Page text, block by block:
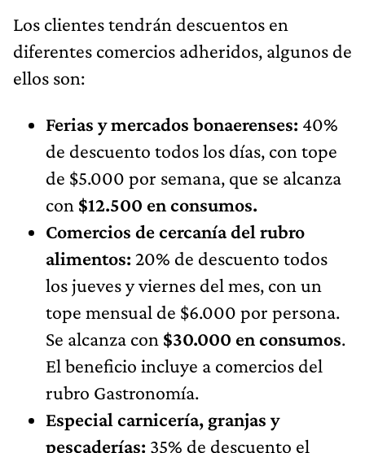
Los clientes tendrán descuentos en
diferentes comercios adheridos, algunos de
ellos son:
Ferias y mercados bonaerenses: 40%
de descuento todos los días, con tope
de $5.000 por semana, que se alcanza
con $12.500 en consumos.
Comercios de cercanía del rubro
alimentos: 20% de descuento todos
los jueves y viernes del mes, con un
tope mensual de $6.000 por persona.
Se alcanza con $30.000 en consumos.
El beneficio incluye a comercios del
rubro Gastronomía.
Especial carnicería, granjas y
pescaderías: 35% de descuento el